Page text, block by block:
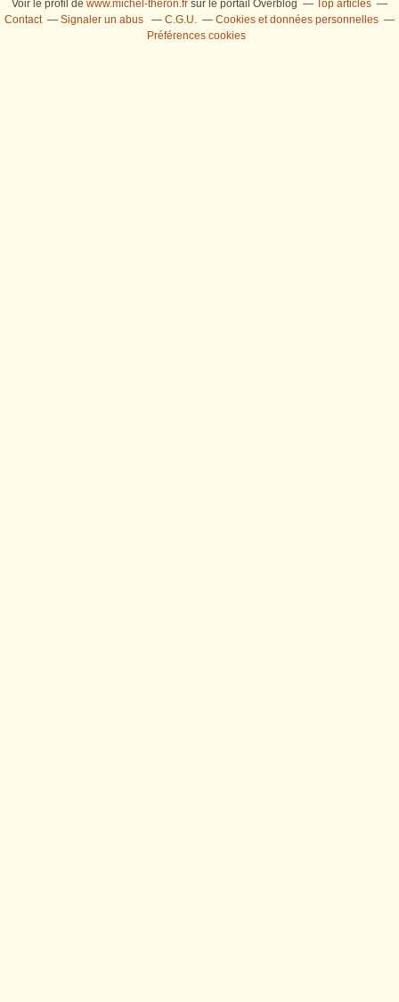
Voir le profil de www.michel-theron.fr sur le portail Overblog
Top articles
Contact
Signaler un abus C.G.U.
Cookies et données personnelles
Préférences cookies